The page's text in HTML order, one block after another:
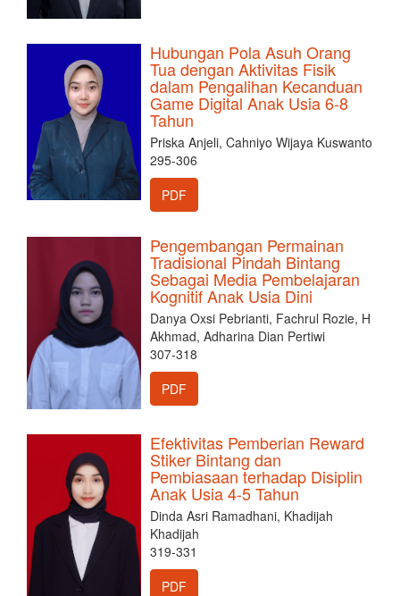
Hubungan Pola Asuh Orang
Tua dengan Aktivitas Fisik
dalam Pengalihan Kecanduan
Game Digital Anak Usia 6-8
Tahun
Priska Anjeli, Cahniyo Wijaya Kuswanto
295-306
PDF
Pengembangan Permainan
Tradisional Pindah Bintang
Sebagai Media Pembelajaran
Kognitif Anak Usia Dini
Danya Oxsi Pebrianti, Fachrul Rozie, H
Akhmad, Adharina Dian Pertiwi
307-318
PDF
Efektivitas Pemberian Reward
Stiker Bintang dan
Pembiasaan terhadap Disiplin
Anak Usia 4-5 Tahun
Dinda Asri Ramadhani, Khadijah
Khadijah
319-331
PDF